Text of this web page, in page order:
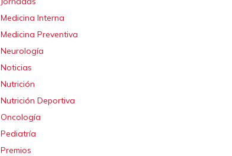
Medicina Interna
Medicina Preventiva
Neurología
Noticias
Nutrición
Nutrición Deportiva
Oncología
Pediatría
Premios